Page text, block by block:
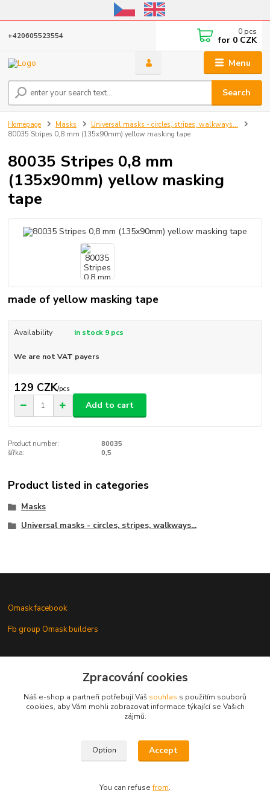
Online store open until October 31, 2026, I do not ship outside the EU
Menu
Search
+420605523554 0 pcs
for 0 CZK
Homepage Masks
Universal masks - circles, stripes, walkways...
80035 Stripes 0,8 mm (135x90mm) yellow masking tape
80035 Stripes 0,8 mm
(135x90mm) yellow masking
tape
made of yellow masking tape
Availability In stock 9 pcs
We are not VAT payers
129 CZK/pcs
Add to cart
Product number:
80035
šířka:
0,5
Product listed in categories
Masks
Universal masks - circles, stripes, walkways...
Omask facebook
Fb group Omask builders
Omask www.modelforum.czZpracování cookies
Náš e-shop a partneři potřebují Váš souhlas s použitím souborů
cookies, aby Vám mohli zobrazovat informace týkající se Vašich
zájmů.
Option Accept
You can refusefrom.